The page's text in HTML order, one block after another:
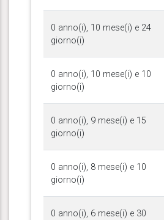
0 anno(i), 10 mese(i) e 24
giorno(i)
0 anno(i), 10 mese(i) e 10
giorno(i)
0 anno(i), 9 mese(i) e 15
giorno(i)
0 anno(i), 8 mese(i) e 10
giorno(i)
0 anno(i), 6 mese(i) e 30